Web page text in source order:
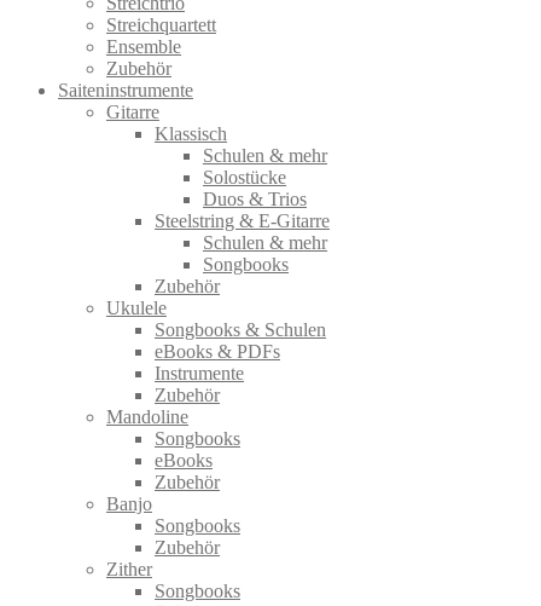
Streichquartett
Ensemble
Zubehör
Saiteninstrumente
Gitarre
Klassisch
Schulen & mehr
Solostücke
Duos & Trios
Steelstring & E-Gitarre
Schulen & mehr
Songbooks
Zubehör
Ukulele
Songbooks & Schulen
eBooks & PDFs
Instrumente
Zubehör
Mandoline
Songbooks
eBooks
Zubehör
Banjo
Songbooks
Zubehör
Zither
Songbooks